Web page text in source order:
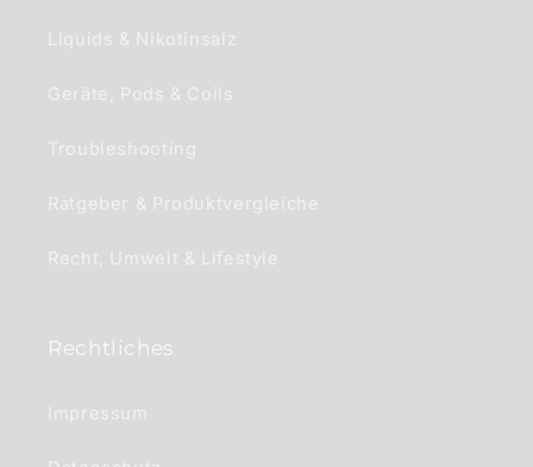
Liquids & Nikotinsalz
Geräte, Pods & Coils
Troubleshooting
Ratgeber & Produktvergleiche
Recht, Umwelt & Lifestyle
Rechtliches
Impressum